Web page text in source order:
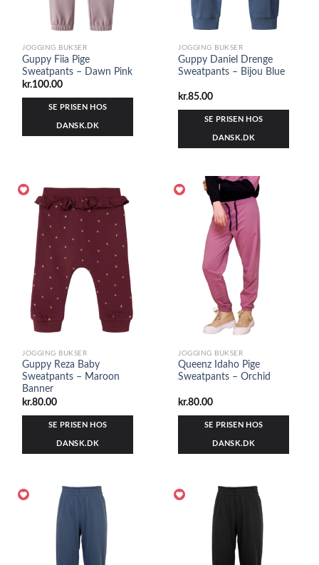
JOGGING BUKSER
Guppy Fiia Pige
Sweatpants – Dawn Pink
kr.100.00
SE PRISEN HOS
DANSK.DK
JOGGING BUKSER
Guppy Daniel Drenge
Sweatpants – Bijou Blue
kr.85.00
SE PRISEN HOS
DANSK.DK
JOGGING BUKSER
Guppy Reza Baby
Sweatpants – Maroon
Banner
kr.80.00
SE PRISEN HOS
DANSK.DK
JOGGING BUKSER
Queenz Idaho Pige
Sweatpants – Orchid
kr.80.00
SE PRISEN HOS
DANSK.DK